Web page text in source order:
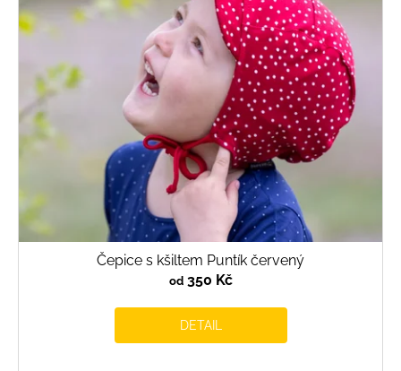
Čepice s kšiltem Puntík červený
od350 Kč
DETAIL